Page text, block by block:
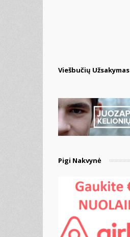
Viešbučių Užsakymas
Pigi Nakvynė